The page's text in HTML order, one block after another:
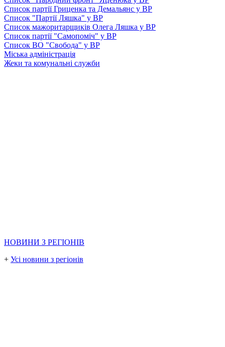
Список партії Гриценка та Демальянс у ВР
Список "Партії Ляшка" у ВР
Список мажоритарщиків Олега Ляшка у ВР
Список партії "Самопоміч" у ВР
Список ВО "Свобода" у ВР
Міська адміністрація
Жеки та комунальні служби
НОВИНИ З РЕГІОНІВ
+ Усі новини з регіонів